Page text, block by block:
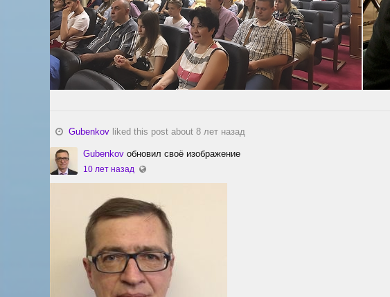
Gubenkov liked this post about 8 лет назад
Gubenkov обновил своё изображение
10 лет назад